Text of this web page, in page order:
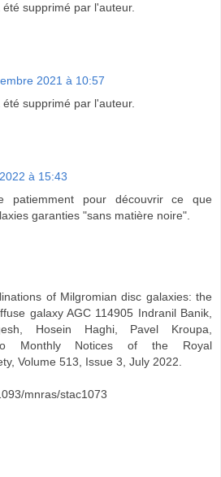
supprimé par l'auteur.
2021 à 10:57
supprimé par l'auteur.
à 15:43
patiemment pour découvrir ce que
garanties "sans matière noire".
of Milgromian disc galaxies: the
galaxy AGC 114905 Indranil Banik,
Hosein Haghi, Pavel Kroupa,
Monthly Notices of the Royal
Volume 513, Issue 3, July 2022.
mnras/stac1073